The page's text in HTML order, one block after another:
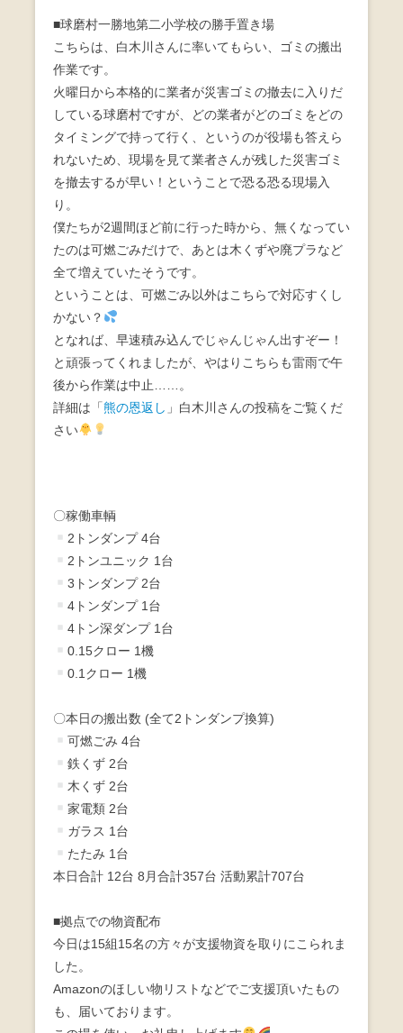
■球磨村一勝地第二小学校の勝手置き場
こちらは、白木川さんに率いてもらい、ゴミの搬出
作業です。
火曜日から本格的に業者が災害ゴミの撤去に入りだ
している球磨村ですが、どの業者がどのゴミをどの
タイミングで持って行く、というのが役場も答えら
れないため、現場を見て業者さんが残した災害ゴミ
を撤去するが早い！ということで恐る恐る現場入
り。
僕たちが2週間ほど前に行った時から、無くなってい
たのは可燃ごみだけで、あとは木くずや廃プラなど
全て増えていたそうです。
ということは、可燃ごみ以外はこちらで対応すくし
かない？
となれば、早速積み込んでじゃんじゃん出すぞー！
と頑張ってくれましたが、やはりこちらも雷雨で午
後から作業は中止……。
詳細は「熊の恩返し 」白木川さんの投稿をご覧くだ
さい
〇稼働車輌
2トンダンプ 4台
2トンユニック 1台
3トンダンプ 2台
4トンダンプ 1台
4トン深ダンプ 1台
0.15クロー 1機
0.1クロー 1機
〇本日の搬出数 (全て2トンダンプ換算)
可燃ごみ 4台
鉄くず 2台
木くず 2台
家電類 2台
ガラス 1台
たたみ 1台
本日合計 12台 8月合計357台 活動累計707台
■拠点での物資配布
今日は15組15名の方々が支援物資を取りにこられま
した。
Amazonのほしい物リストなどでご支援頂いたもの
も、届いております。